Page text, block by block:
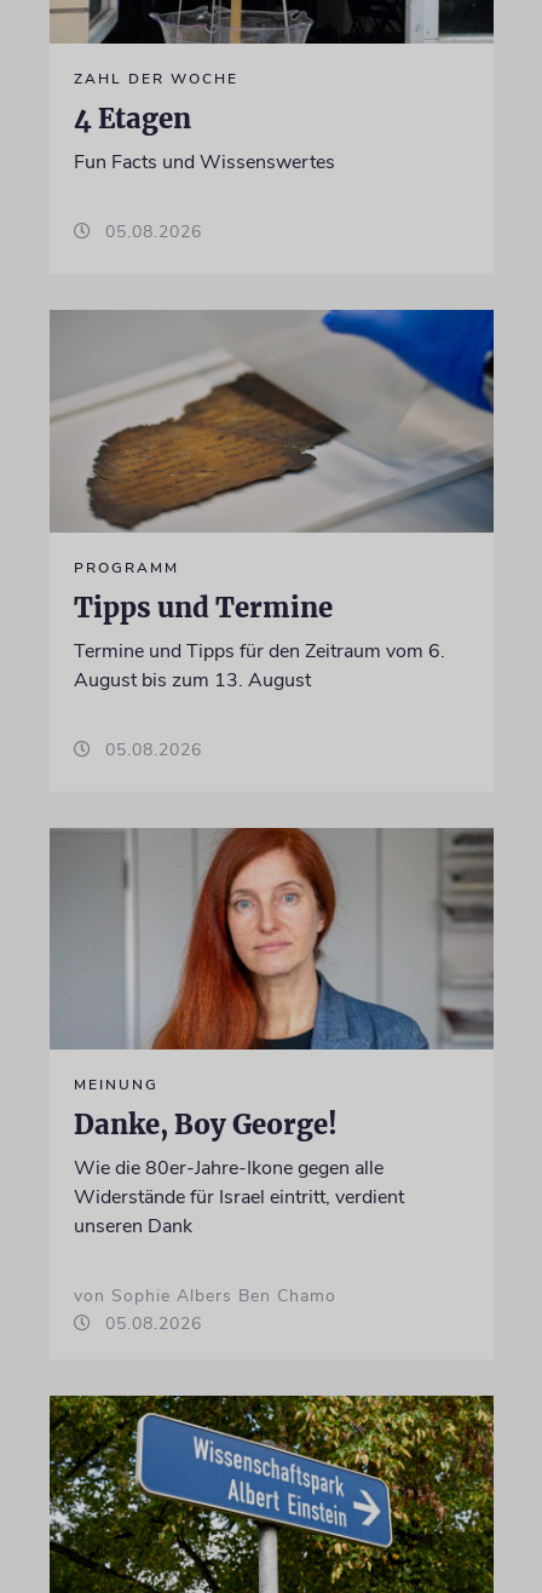
ZAHL DER WOCHE
4 Etagen
Fun Facts und Wissenswertes
05.08.2026
PROGRAMM
Tipps und Termine
Termine und Tipps für den Zeitraum vom 6.
August bis zum 13. August
05.08.2026
MEINUNG
Danke, Boy George!
Wie die 80er-Jahre-Ikone gegen alle
Widerstände für Israel eintritt, verdient
unseren Dank
von Sophie Albers Ben Chamo
05.08.2026